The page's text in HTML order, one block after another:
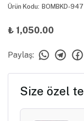
Ürün Kodu: BOMBKD-947
₺ 1,050.00
Paylaş:
Size özel